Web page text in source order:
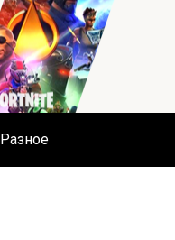
Разное